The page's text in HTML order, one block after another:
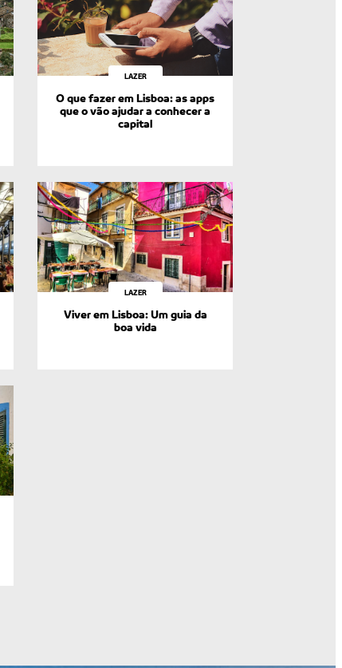
LAZER
O que fazer em Lisboa: as apps
que o vão ajudar a conhecer a
capital
LAZER
Viver em Lisboa: Um guia da
boa vida